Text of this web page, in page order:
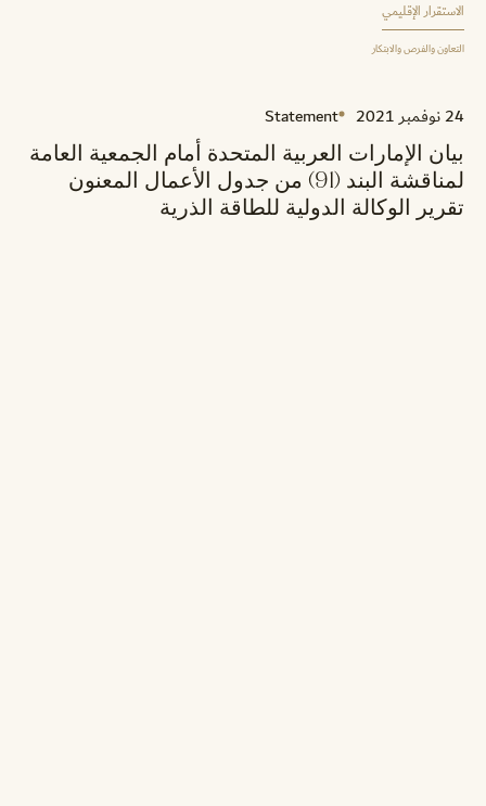
الاستقرار الإقليمي
التعاون والفرص والابتكار
24 نوفمبر 2021 Statement
بيان الإمارات العربية المتحدة أمام الجمعية العامة
لمناقشة البند (91) من جدول الأعمال المعنون
تقرير الوكالة الدولية للطاقة الذرية